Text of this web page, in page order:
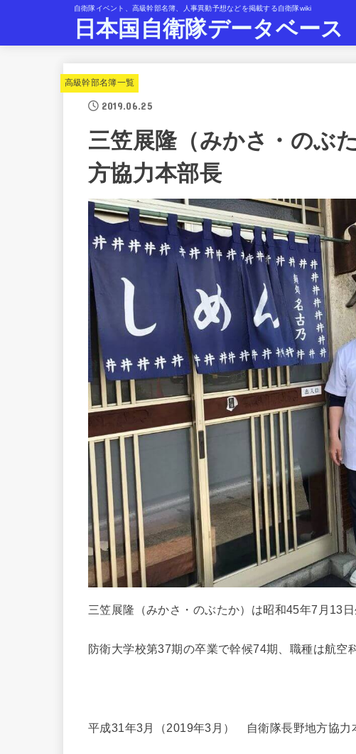
自衛隊イベント、高級幹部名簿、人事異動予想などを掲載する自衛隊wiki
日本国自衛隊データベース
高級幹部名簿一覧
2019.06.25
三笠展隆（みかさ・のぶ
方協力本部長
三笠展隆（みかさ・のぶたか）は昭和45年7月13
防衛大学校第37期の卒業で幹候74期、職種は航空
平成31年3月（2019年3月） 自衛隊長野地方協力